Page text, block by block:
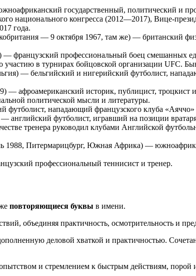
государственный, политический и
национального конгресса (2012—2017), Вице-
года.
— 9 октября 1967, там же) — британский
профессиональный боец смешанных
участию в турнирах бойцовской организации UFC.
— бельгийский и нигерийский футболист,
афроамериканский историк, публицист, троцкист и
политической мысли и литературы.
нападающий французского клуба
футболист, игравший на позиции
тренера руководил клубами Английской
1988, Питермарицбург, Южная Африка) —
профессиональный теннисист и тренер.
повторяющиеся буквы в имени.
объединяя практичность, осмотрительность и
деловой хваткой и практичностью.
и стремлением к быстрым действиям, порой